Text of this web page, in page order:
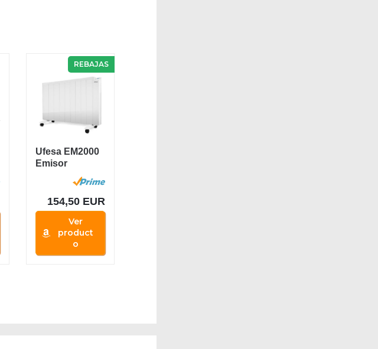
REBAJAS
Ufesa EM2000
Emisor
Térmico con
2000W de...
154,50 EUR
Ver
product
o